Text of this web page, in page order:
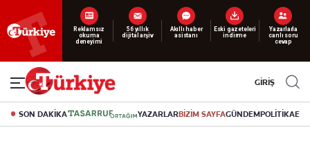
Reklamsız
okuma
deneyimi
56 yıllık
dijital arşiv
Akıllı haber
asistanı
Eski gazeteleri
indirme
Yazarlarla
canlı soru
cevap
Yeni nesil dijital
abonelik 19 TL’den başlayan fiyatlarla.
GİRİŞ
SON DAKİKA YAZARLARBİZİM SAYFAGÜNDEMPOLİTİKA